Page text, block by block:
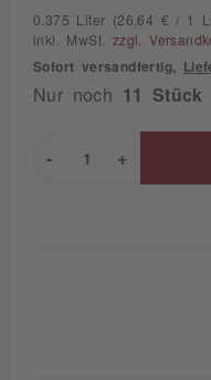
0.375 Liter (26,64 € / 1
inkl. MwSt. zzgl.
Sofort versandfertig,
Nur noch 11 Stück
+
-